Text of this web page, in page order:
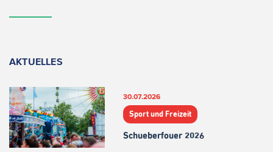
AKTUELLES
30.07.2026
Sport und Freizeit
Schueberfouer 2026